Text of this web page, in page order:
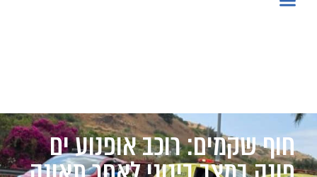
חוף שקמים: רוכב אופנוע ים